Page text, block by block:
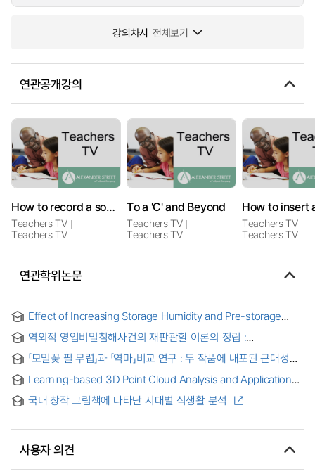
강의차시 전체보기
연관공개강의
How to record a sound file and share it online
Teachers TV
Teachers TV
To a 'C' and Beyond
Teachers TV
Teachers TV
Teachers TV
Teachers TV
연관학위논문
Effect of Increasing Storage Humidity and Pre-storage
CO2 Treatment on Sweet Peppers Chilling Injury = 저장고
내 습도 증가와 저장 전 이산화탄소 처리가 파프리카 저온장해에
미치는 영향
역외적 영업비밀침해사건의 재판관할 이론의 정립 :
신뢰관계창설지에 관한 시론
「모밀꽃 필 무렵」과 「역마」비교 연구 : 두 작품에 내포된 근대성을
Muryup》and《Yuk-Ma》: focusing on modernism
embedded in two novels
Learning-based 3D Point Cloud Analysis and Applications
for Robotic Manipulation in Real World = 실 환경 로봇
매니퓰레이션을 위한 학습 기반 3차원 포인트 클라우드 분석 및
국내 창작 그림책에 나타난 시대별 식생활 분석
사용자 의견